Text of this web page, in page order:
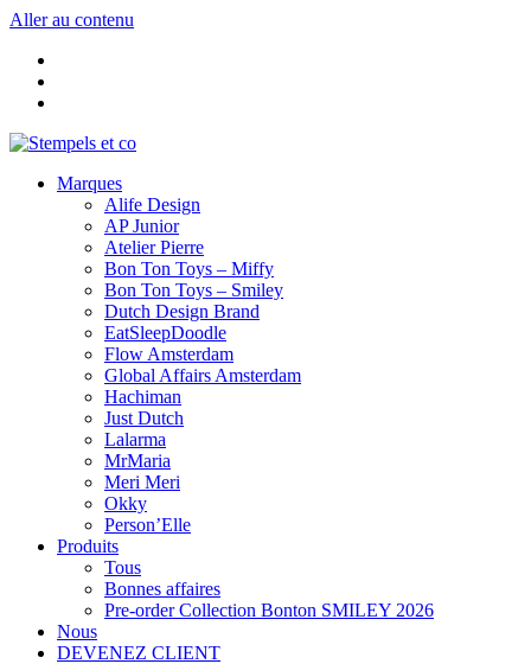
Aller au contenu
Marques
Alife Design
AP Junior
Atelier Pierre
Bon Ton Toys – Miffy
Bon Ton Toys – Smiley
Dutch Design Brand
EatSleepDoodle
Flow Amsterdam
Global Affairs Amsterdam
Hachiman
Just Dutch
Lalarma
MrMaria
Meri Meri
Okky
Person’Elle
Produits
Tous
Bonnes affaires
Pre-order Collection Bonton SMILEY 2026
Nous
DEVENEZ CLIENT